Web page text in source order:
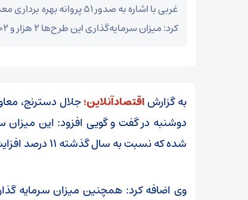
غربی با اشاره به صدور ۵۱
کرد: میزان سرمایه‌گذاری این طرح‌ها ۲ هزار و ۱۰۲ میلیارد ریال بوده است.
به گزارشاقتصادآنلاین؛جلال دسترنج،
شده که نسبت به سال گذشته ۱۱ درصد افزایش دارد.
وی اضافه کرد: همچنین میزان سرمایه